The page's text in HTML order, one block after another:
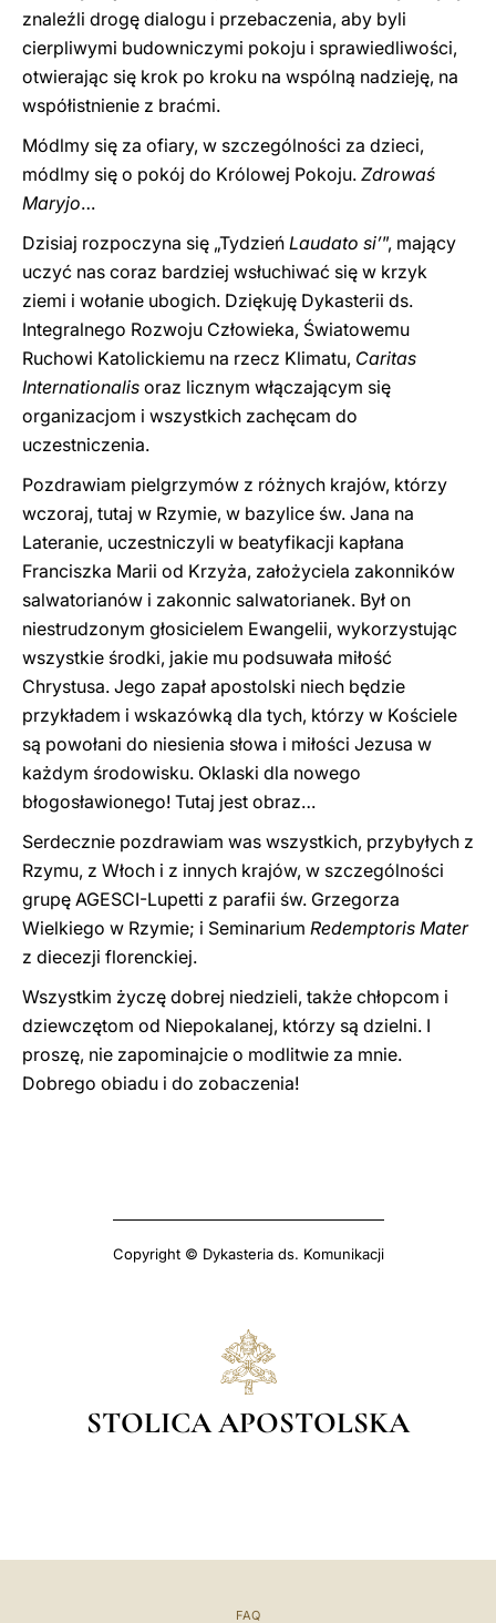
znaleźli drogę dialogu i przebaczenia, aby byli
cierpliwymi budowniczymi pokoju i sprawiedliwości,
otwierając się krok po kroku na wspólną nadzieję, na
współistnienie z braćmi.
Módlmy się za ofiary, w szczególności za dzieci,
módlmy się o pokój do Królowej Pokoju. Zdrowaś
Maryjo…
Dzisiaj rozpoczyna się „Tydzień Laudato si’”, mający
uczyć nas coraz bardziej wsłuchiwać się w krzyk
ziemi i wołanie ubogich. Dziękuję Dykasterii ds.
Integralnego Rozwoju Człowieka, Światowemu
Ruchowi Katolickiemu na rzecz Klimatu, Caritas
Internationalis oraz licznym włączającym się
organizacjom i wszystkich zachęcam do
uczestniczenia.
Pozdrawiam pielgrzymów z różnych krajów, którzy
wczoraj, tutaj w Rzymie, w bazylice św. Jana na
Lateranie, uczestniczyli w beatyfikacji kapłana
Franciszka Marii od Krzyża, założyciela zakonników
salwatorianów i zakonnic salwatorianek. Był on
niestrudzonym głosicielem Ewangelii, wykorzystując
wszystkie środki, jakie mu podsuwała miłość
Chrystusa. Jego zapał apostolski niech będzie
przykładem i wskazówką dla tych, którzy w Kościele
są powołani do niesienia słowa i miłości Jezusa w
każdym środowisku. Oklaski dla nowego
błogosławionego! Tutaj jest obraz…
Serdecznie pozdrawiam was wszystkich, przybyłych z
Rzymu, z Włoch i z innych krajów, w szczególności
grupę AGESCI-Lupetti z parafii św. Grzegorza
Wielkiego w Rzymie; i Seminarium Redemptoris Mater
z diecezji florenckiej.
Wszystkim życzę dobrej niedzieli, także chłopcom i
dziewczętom od Niepokalanej, którzy są dzielni. I
proszę, nie zapominajcie o modlitwie za mnie.
Dobrego obiadu i do zobaczenia!
Copyright © Dykasteria ds. Komunikacji
STOLICA APOSTOLSKA
FAQ